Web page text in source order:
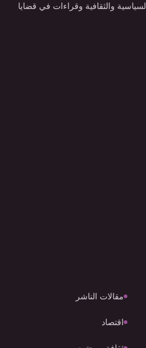
والثقافية وقراءات في قضايا
مقالات الناشر
اقتصاد